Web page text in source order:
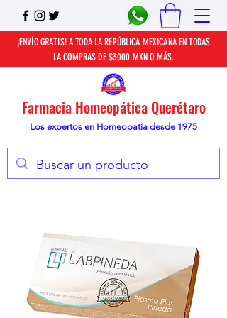
Farmacia Homeopática Querétaro
Los expertos en Homeopatía desde 1975
¡ENVÍO GRATIS! A TODA LA REPÚBLICA MEXICANA EN TODAS
LA COMPRAS DE $3000 MXN O MÁS.